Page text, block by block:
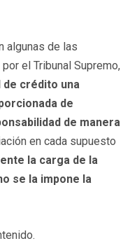
algunas de las
el Tribunal Supremo,
de crédito una
de
de manera
en cada supuesto
la carga de la
se la impone la